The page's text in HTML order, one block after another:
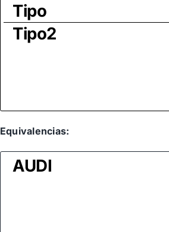
Tipo
Tipo2
Equivalencias:
AUDI